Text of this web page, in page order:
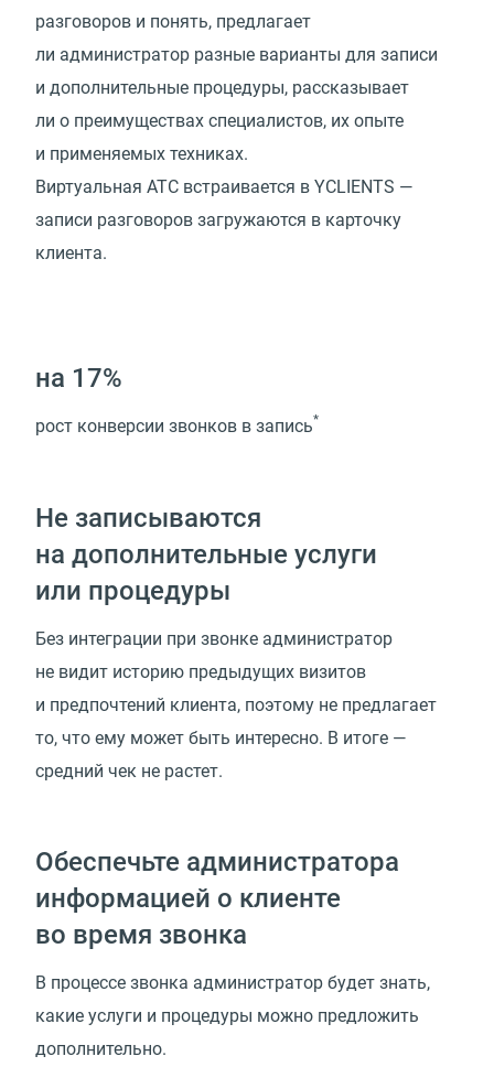
разговоров и понять, предлагает
ли администратор разные варианты для записи
и дополнительные процедуры, рассказывает
ли о преимуществах специалистов, их опыте
и применяемых техниках.
Виртуальная АТС встраивается в YCLIENTS —
записи разговоров загружаются в карточку
клиента.
на 17%
рост конверсии звонков в запись*
Не записываются
на дополнительные услуги
или процедуры
Без интеграции при звонке администратор
не видит историю предыдущих визитов
и предпочтений клиента, поэтому не предлагает
то, что ему может быть интересно. В итоге —
средний чек не растет.
Обеспечьте администратора
информацией о клиенте
во время звонка
В процессе звонка администратор будет знать,
какие услуги и процедуры можно предложить
дополнительно.